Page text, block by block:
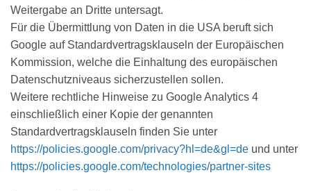
Weitergabe an Dritte untersagt.
Für die Übermittlung von Daten in die USA beruft sich
Google auf Standardvertragsklauseln der Europäischen
Kommission, welche die Einhaltung des europäischen
Datenschutzniveaus sicherzustellen sollen.
Weitere rechtliche Hinweise zu Google Analytics 4
einschließlich einer Kopie der genannten
Standardvertragsklauseln finden Sie unter
https://policies.google.com/privacy?hl=de&gl=de und unter
https://policies.google.com/technologies/partner-sites